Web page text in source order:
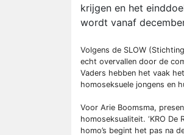
krijgen en het
wordt vanaf
Volgens de SLOW
echt overvallen door de
Vaders hebben het vaak
homoseksuele jongens en
Voor Arie Boomsma,
homoseksualiteit. ‘KRO De
homo’s begint het pas na